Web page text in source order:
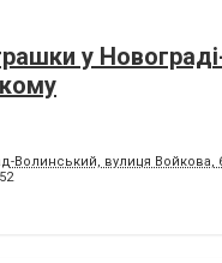
у
Волинський, вулиця Войкова,